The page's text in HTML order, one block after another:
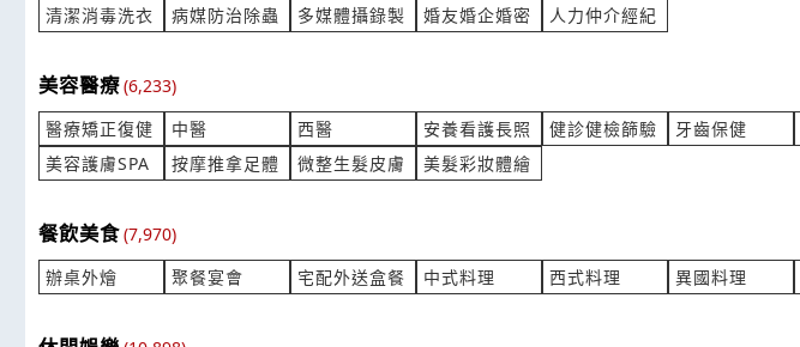
來自:鄭OO 詢價
***ray2007@gmail.com
來自:王OO 詢價
桌上型包藥機費用？
產業:醫療設備器材製造代理
來自:緻OO義OO管OO所 詢價
***ager@atmos.tw
標價機裡面的貼紙費用
產業:印刷印製
來自:黃OO 詢價
變壓器購買費用？
來自:巨OO機OO公O 詢價
紫米糕詢價費用？
清潔消毒洗衣
病媒防治除蟲 多媒體攝錄製 婚友婚企婚密 人力仲介經紀
美容醫療(6,233)
醫療矯正復健
中醫 西醫 安養看護長照 健診健檢篩驗 牙齒保健
美容護膚SPA
按摩推拿足體 微整生髮皮膚 美髮彩妝體繪
餐飲美食(7,970)
辦桌外燴
聚餐宴會 宅配外送盒餐 中式料理 西式料理 異國料理